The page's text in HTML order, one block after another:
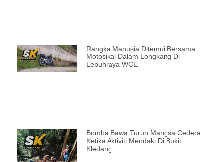
Rangka Manusia Ditemui Bersama
Motosikal Dalam Longkang Di
Lebuhraya WCE
Bomba Bawa Turun Mangsa Cedera
Ketika Aktiviti Mendaki Di Bukit
Kledang